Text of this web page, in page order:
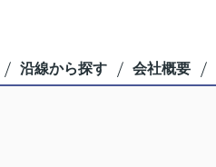
沿線から探す 会社概要